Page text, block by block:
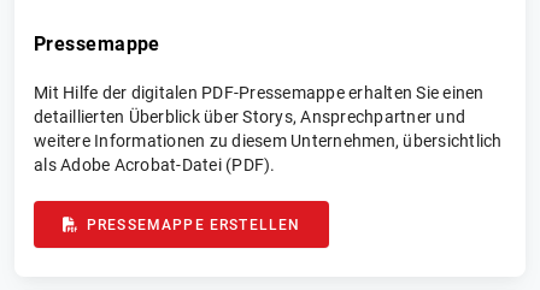
Pressemappe
Mit Hilfe der digitalen PDF-Pressemappe erhalten Sie einen
detaillierten Überblick über Storys, Ansprechpartner und
weitere Informationen zu diesem Unternehmen, übersichtlich
als Adobe Acrobat-Datei (PDF).
PRESSEMAPPE ERSTELLEN